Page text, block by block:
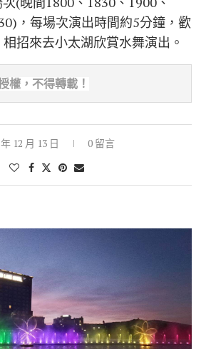
，每場次演出時間約5分鐘，歡
招來去小太湖欣賞水舞演出。
權，不得轉載！
12 月 13 日 0 留言